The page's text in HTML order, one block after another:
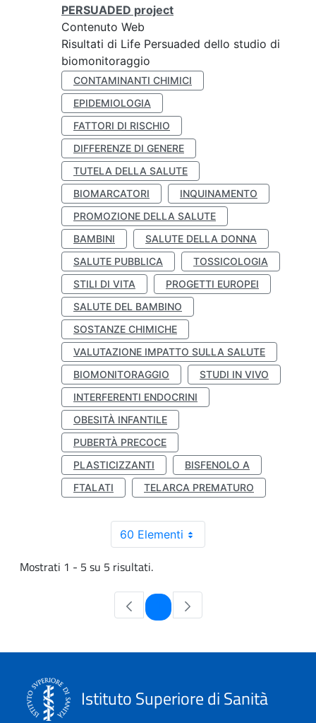
PERSUADED project
Contenuto Web
Risultati di Life Persuaded dello studio di
biomonitoraggio
CONTAMINANTI CHIMICI
EPIDEMIOLOGIA
FATTORI DI RISCHIO
DIFFERENZE DI GENERE
TUTELA DELLA SALUTE
BIOMARCATORI
INQUINAMENTO
PROMOZIONE DELLA SALUTE
BAMBINI
SALUTE DELLA DONNA
SALUTE PUBBLICA
TOSSICOLOGIA
STILI DI VITA
PROGETTI EUROPEI
SALUTE DEL BAMBINO
SOSTANZE CHIMICHE
VALUTAZIONE IMPATTO SULLA SALUTE
BIOMONITORAGGIO
STUDI IN VIVO
INTERFERENTI ENDOCRINI
OBESITÀ INFANTILE
PUBERTÀ PRECOCE
PLASTICIZZANTI
BISFENOLO A
FTALATI
TELARCA PREMATURO
60 Elementi
Mostrati 1 - 5 su 5 risultati.
Pagina
Istituto Superiore di Sanità